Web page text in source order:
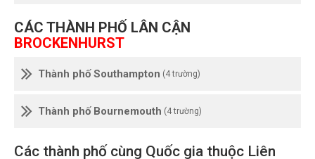
CÁC THÀNH PHỐ LÂN CẬN
BROCKENHURST
Thành phố Southampton (4 trường)
Thành phố Bournemouth (4 trường)
Các thành phố cùng Quốc gia thuộc Liên